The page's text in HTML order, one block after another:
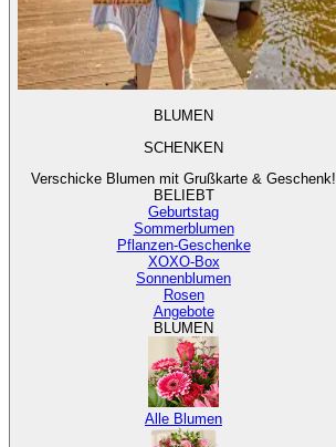
BLUMEN
SCHENKEN
Verschicke Blumen mit Grußkarte & Geschenk!
BELIEBT
Geburtstag
Sommerblumen
Pflanzen-Geschenke
XOXO-Box
Sonnenblumen
Rosen
Angebote
BLUMEN
Alle Blumen